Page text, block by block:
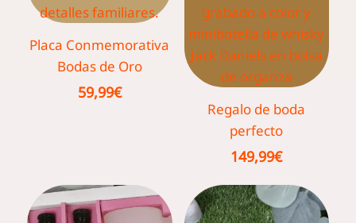
Placa Conmemorativa
Bodas de Oro
59,99€
Regalo de boda
perfecto
149,99€